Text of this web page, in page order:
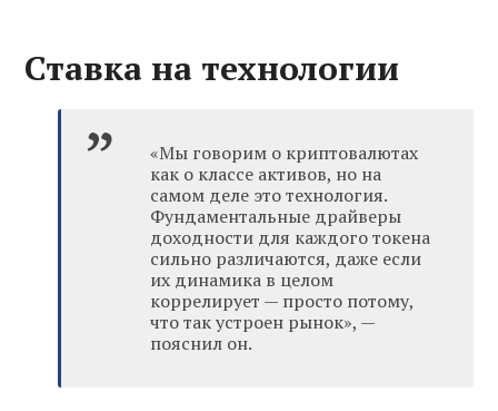
Ставка на технологии
«Мы говорим о криптовалютах
как о классе активов, но на
самом деле это технология.
Фундаментальные драйверы
доходности для каждого токена
сильно различаются, даже если
их динамика в целом
коррелирует — просто потому,
что так устроен рынок», —
пояснил он.